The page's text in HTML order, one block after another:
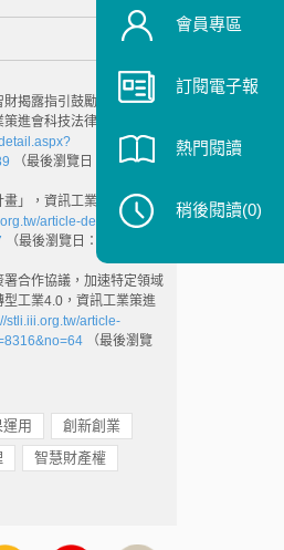
揭露指引鼓勵上市企業揭
進會科技法律研究所，
（最後瀏覽日：
」，資訊工業策進會科技
article-detail.aspx?
（最後瀏覽日：
合作協議，加速特定領域
工業4.0，資訊工業策進
stli.iii.org.tw/article-
（最後瀏覽
用
創新創業
智慧財產權
會員專區
訂閱電子報
熱門閱讀
稍後閱讀(0)